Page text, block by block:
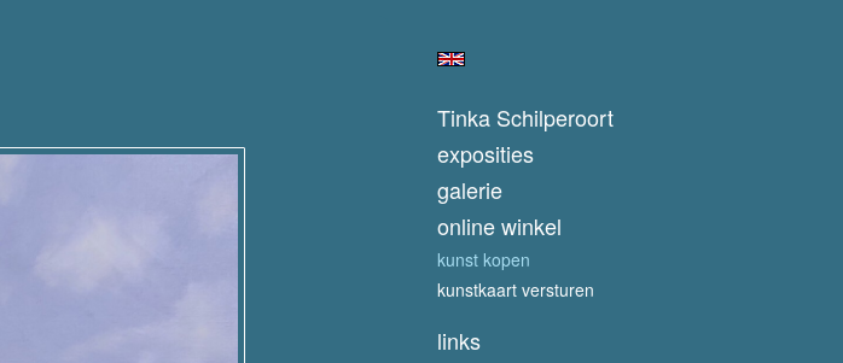
Tinka Schilperoort
exposities
galerie
online winkel
kunst kopen
kunstkaart versturen
links